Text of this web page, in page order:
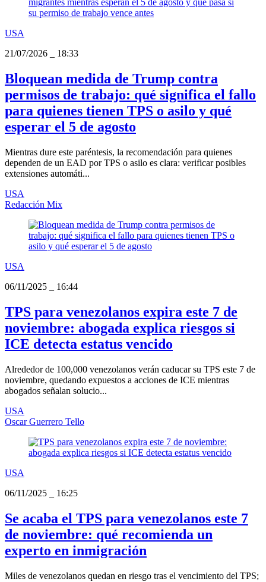
USA
21/07/2026
18:33
Bloquean medida de Trump contra
permisos de trabajo: qué significa el fallo
para quienes tienen TPS o asilo y qué
esperar el 5 de agosto
Mientras dure este paréntesis, la recomendación para quienes
dependen de un EAD por TPS o asilo es clara: verificar posibles
extensiones automáti...
USA
Redacción Mix
USA
06/11/2025
16:44
TPS para venezolanos expira este 7 de
noviembre: abogada explica riesgos si
ICE detecta estatus vencido
Alrededor de 100,000 venezolanos verán caducar su TPS este 7 de
noviembre, quedando expuestos a acciones de ICE mientras
abogados señalan solucio...
USA
Oscar Guerrero Tello
USA
06/11/2025
16:25
Se acaba el TPS para venezolanos este 7
de noviembre: qué recomienda un
experto en inmigración
Miles de venezolanos quedan en riesgo tras el vencimiento del TPS;